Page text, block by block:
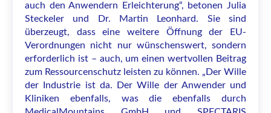
auch den Anwendern Erleichterung“, betonen Julia
Steckeler und Dr. Martin Leonhard. Sie sind
überzeugt, dass eine weitere Öffnung der EU-
Verordnungen nicht nur wünschenswert, sondern
erforderlich ist – auch, um einen wertvollen Beitrag
zum Ressourcenschutz leisten zu können. „Der Wille
der Industrie ist da. Der Wille der Anwender und
Kliniken ebenfalls, was die ebenfalls durch